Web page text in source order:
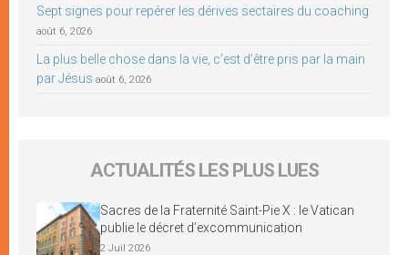
Sept signes pour repérer les dérives sectaires du coaching
août 6, 2026
La plus belle chose dans la vie, c’est d’être pris par la main
par Jésus août 6, 2026
ACTUALITÉS LES PLUS LUES
Sacres de la Fraternité Saint-Pie X : le Vatican
publie le décret d’excommunication
2 Juil 2026